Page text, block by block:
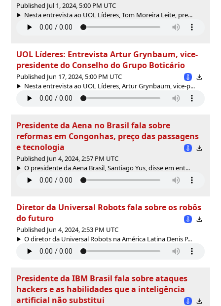
Published Jul 1, 2024, 5:00 PM UTC
Nesta entrevista ao UOL Líderes, Tom Moreira Leite, pre...
UOL Líderes: Entrevista Artur Grynbaum, vice-
presidente do Conselho do Grupo Boticário
Published Jun 17, 2024, 5:00 PM UTC
Nesta entrevista ao UOL Líderes, Artur Grynbaum, vice-p...
Presidente da Aena no Brasil fala sobre
reformas em Congonhas, preço das passagens
e tecnologia
Published Jun 4, 2024, 2:57 PM UTC
O presidente da Aena Brasil, Santiago Yus, disse em ent...
Diretor da Universal Robots fala sobre os robôs
do futuro
Published Jun 4, 2024, 2:53 PM UTC
O diretor da Universal Robots na América Latina Denis P...
Presidente da IBM Brasil fala sobre ataques
hackers e as habilidades que a inteligência
artificial não substitui